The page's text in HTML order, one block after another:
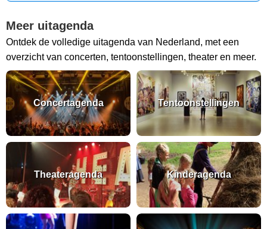
Meer uitagenda
Ontdek de volledige uitagenda van Nederland, met een
overzicht van concerten, tentoonstellingen, theater en meer.
Concertagenda Tentoonstellingen
Theateragenda Kinderagenda